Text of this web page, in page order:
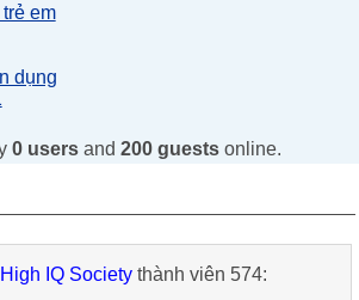
trẻ em
dụng
0 usersand 200 guestsonline.
IQ Societythành viên 574: